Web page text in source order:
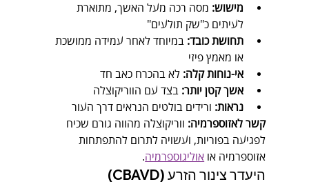
מישוש: מסה רכה מעל האשך, מתוארת
לעיתים כ"שק תולעים"
תחושת כובד: במיוחד לאחר עמידה ממושכת
או מאמץ פיזי
אי-נוחות קלה: לא בהכרח כאב חד
אשך קטן יותר: בצד עם הווריקוצלה
נראות: ורידים בולטים הנראים דרך העור
קשר לאזוספרמיה: ווריקוצלה מהווה גורם שכיח
לפגיעה בפוריות, ועשויה לתרום להתפתחות
אזוספרמיה או אוליגוספרמיה.
היעדר צינור הזרע (CBAVD)